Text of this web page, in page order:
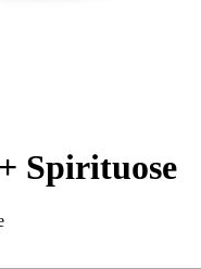
Spirituose